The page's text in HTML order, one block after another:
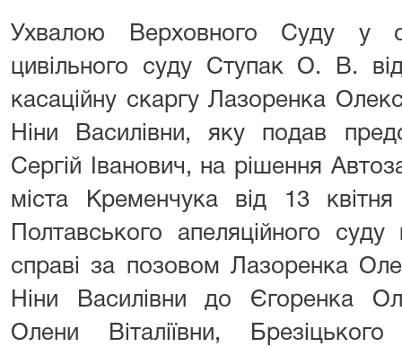
Ухвалою Верховного Суду у
цивільного суду Ступак О. В.
касаційну скаргу Лазоренка
Ніни Василівни, яку подав
Сергій Іванович, на рішення
міста Кременчука від 13
Полтавського апеляційного
справі за позовом Лазоренка
Ніни Василівни до Єгоренка
Олени Віталіївни,